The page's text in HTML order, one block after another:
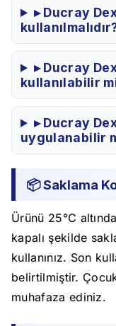
▸ Ducray
▸ Ducray
kullanılabilir
▸ Ducray
uygulanabilir
📦 Saklama
Ürünü 25°C
kapalı şekilde
kullanınız. Son
belirtilmiştir.
muhafaza ediniz.